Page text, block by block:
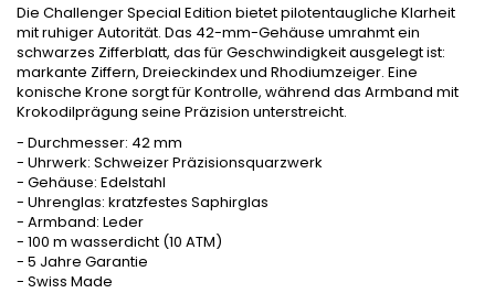
Die Challenger Special Edition bietet pilotentaugliche Klarheit
mit ruhiger Autorität. Das 42-mm-Gehäuse umrahmt ein
schwarzes Zifferblatt, das für Geschwindigkeit ausgelegt ist:
markante Ziffern, Dreieckindex und Rhodiumzeiger. Eine
konische Krone sorgt für Kontrolle, während das Armband mit
Krokodilprägung seine Präzision unterstreicht.
- Durchmesser: 42 mm
- Uhrwerk: Schweizer Präzisionsquarzwerk
- Gehäuse: Edelstahl
- Uhrenglas: kratzfestes Saphirglas
- Armband: Leder
- 100 m wasserdicht (10 ATM)
- 5 Jahre Garantie
- Swiss Made